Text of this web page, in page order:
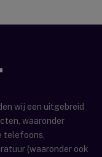
wij een uitgebreid
waaronder
telefoons,
(waaronder ook